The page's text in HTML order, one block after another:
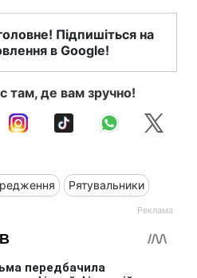
Підпишіться на
в Google!
там, де вам зручно!
Рятувальники